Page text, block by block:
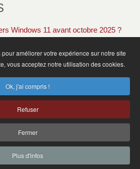
Windows 11 avant octobre 2025 ?
PLAN DU SITE
CGV CONTACT
améliorer votre expérience sur notre site
vous acceptez notre utilisation des cookies.
Ok, j'ai compris !
Refuser
Fermer
Plus d'infos